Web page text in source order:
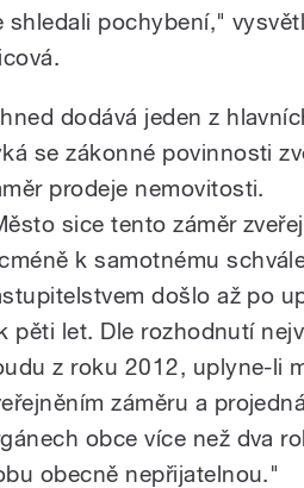
pochybení,"
dodává jeden z
se zákonné povinnosti
prodeje nemovitosti.
sice tento záměr
k samotnému
došlo až po
pěti let. Dle rozhodnutí
z roku 2012, uplyne-li
záměru a
obce více než dva
obecně nepřijatelnou."